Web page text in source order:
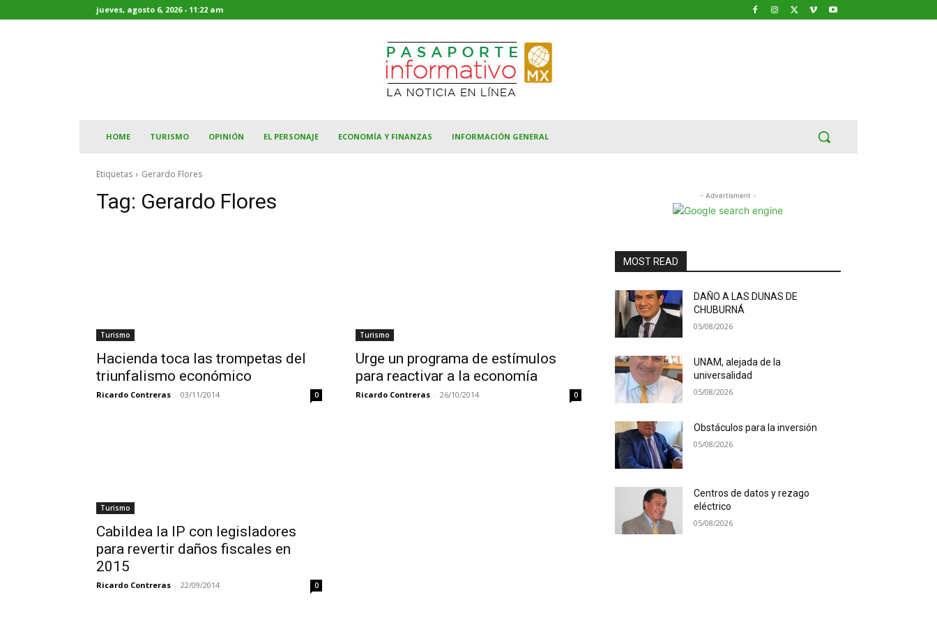
jueves, agosto 6, 2026 - 11:22 am
HOME TURISMO OPINIÓN EL PERSONAJE ECONOMÍA Y FINANZAS INFORMACIÓN GENERAL
Etiquetas Gerardo Flores
Tag: Gerardo Flores
Turismo
Hacienda toca las trompetas del
triunfalismo económico
Ricardo Contreras - 03/11/2014 0
Turismo
Urge un programa de estímulos
para reactivar a la economía
Ricardo Contreras - 26/10/2014 0
Turismo
Cabildea la IP con legisladores
para revertir daños fiscales en
2015
Ricardo Contreras - 22/09/2014 0
- Advertisment -
MOST READ
DAÑO A LAS DUNAS DE
CHUBURNÁ
05/08/2026
UNAM, alejada de la
universalidad
05/08/2026
Obstáculos para la inversión
05/08/2026
Centros de datos y rezago
eléctrico
05/08/2026